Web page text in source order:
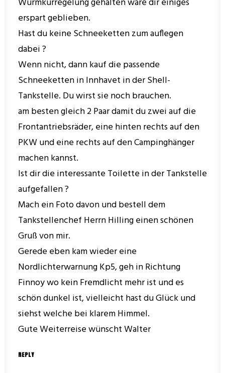
erspart geblieben.
Hast du keine Schneeketten zum auflegen
dabei ?
Wenn nicht, dann kauf die passende
Schneeketten in Innhavet in der Shell-
Tankstelle. Du wirst sie noch brauchen.
am besten gleich 2 Paar damit du zwei auf die
Frontantriebsräder, eine hinten rechts auf den
PKW und eine rechts auf den Campinghänger
machen kannst.
Ist dir die interessante Toilette in der Tankstelle
aufgefallen ?
Mach ein Foto davon und bestell dem
Tankstellenchef Herrn Hilling einen schönen
Gruß von mir.
Gerede eben kam wieder eine
Nordlichterwarnung Kp5, geh in Richtung
Finnoy wo kein Fremdlicht mehr ist und es
schön dunkel ist, vielleicht hast du Glück und
siehst welche bei klarem Himmel.
Gute Weiterreise wünscht Walter
REPLY